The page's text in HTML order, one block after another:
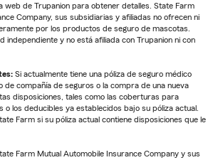
web de Trupanion para obtener detalles. State Farm
Company, sus subsidiarias y afiliadas no ofrecen ni
por los productos de seguro de mascotas.
independiente y no está afiliada con Trupanion ni con
Si actualmente tiene una póliza de seguro médico
de compañía de seguros o la compra de una nueva
disposiciones, tales como las coberturas para
o los deducibles ya establecidos bajo su póliza actual.
Farm si su póliza actual contiene disposiciones que le
Farm Mutual Automobile Insurance Company y sus